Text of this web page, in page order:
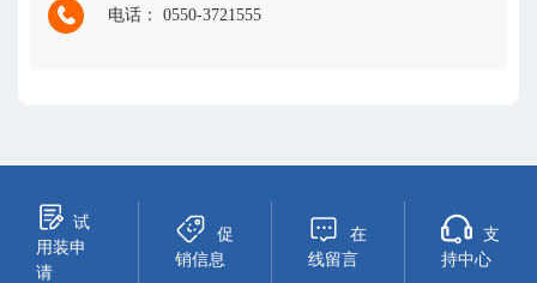
电话： 0550-3721555
试
用装申
请
促
销信息
在
线留言
支
持中心